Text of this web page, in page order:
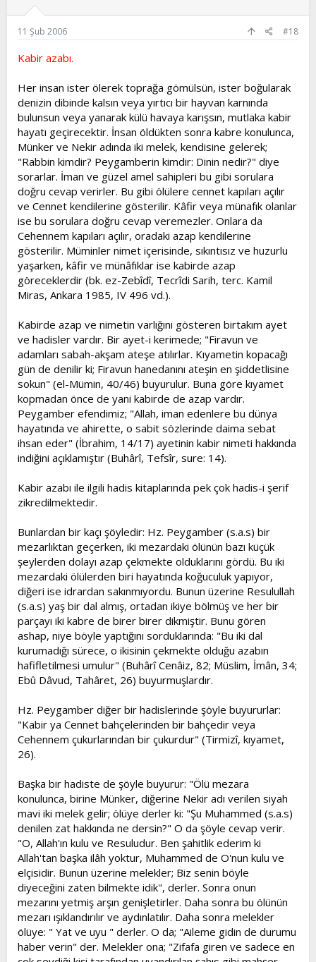
11 Şub 2006 #18
Kabir azabı.
Her insan ister ölerek toprağa gömülsün, ister boğularak
denizin dibinde kalsın veya yırtıcı bir hayvan karnında
bulunsun veya yanarak külü havaya karışsın, mutlaka kabir
hayatı geçirecektir. İnsan öldükten sonra kabre konulunca,
Münker ve Nekir adında iki melek, kendisine gelerek;
"Rabbin kimdir? Peygamberin kimdir: Dinin nedir?" diye
sorarlar. İman ve güzel amel sahipleri bu gibi sorulara
doğru cevap verirler. Bu gibi ölülere cennet kapıları açılır
ve Cennet kendilerine gösterilir. Kâfir veya münafık olanlar
ise bu sorulara doğru cevap veremezler. Onlara da
Cehennem kapıları açılır, oradaki azap kendilerine
gösterilir. Müminler nimet içerisinde, sıkıntısız ve huzurlu
yaşarken, kâfir ve münâfıklar ise kabirde azap
göreceklerdir (bk. ez-Zebîdî, Tecrîdi Sarih, terc. Kamil
Miras, Ankara 1985, IV 496 vd.).
Kabirde azap ve nimetin varlığını gösteren birtakım ayet
ve hadisler vardır. Bir ayet-i kerimede; "Firavun ve
adamları sabah-akşam ateşe atılırlar. Kıyametin kopacağı
gün de denilir ki; Firavun hanedanını ateşin en şiddetlisine
sokun" (el-Mümin, 40/46) buyurulur. Buna göre kıyamet
kopmadan önce de yani kabirde de azap vardır.
Peygamber efendimiz; "Allah, iman edenlere bu dünya
hayatında ve ahirette, o sabit sözlerinde daima sebat
ihsan eder" (İbrahim, 14/17) ayetinin kabir nimeti hakkında
indiğini açıklamıştır (Buhârî, Tefsîr, sure: 14).
Kabir azabı ile ilgili hadis kitaplarında pek çok hadis-i şerif
zikredilmektedir.
Bunlardan bir kaçı şöyledir: Hz. Peygamber (s.a.s) bir
mezarlıktan geçerken, iki mezardaki ölünün bazı küçük
şeylerden dolayı azap çekmekte olduklarını gördü. Bu iki
mezardaki ölülerden biri hayatında koğuculuk yapıyor,
diğeri ise idrardan sakınmıyordu. Bunun üzerine Resulullah
(s.a.s) yaş bir dal almış, ortadan ikiye bölmüş ve her bir
parçayı iki kabre de birer birer dikmiştir. Bunu gören
ashap, niye böyle yaptığını sorduklarında: "Bu iki dal
kurumadığı sürece, o ikisinin çekmekte olduğu azabın
hafifletilmesi umulur" (Buhârî Cenâiz, 82; Müslim, İmân, 34;
Ebû Dâvud, Tahâret, 26) buyurmuşlardır.
Hz. Peygamber diğer bir hadislerinde şöyle buyururlar:
"Kabir ya Cennet bahçelerinden bir bahçedir veya
Cehennem çukurlarından bir çukurdur" (Tirmizî, kıyamet,
26).
Başka bir hadiste de şöyle buyurur: "Ölü mezara
konulunca, birine Münker, diğerine Nekir adı verilen siyah
mavi iki melek gelir; ölüye derler ki: "Şu Muhammed (s.a.s)
denilen zat hakkında ne dersin?" O da şöyle cevap verir.
"O, Allah'ın kulu ve Resuludur. Ben şahitlik ederim ki
Allah'tan başka ilâh yoktur, Muhammed de O'nun kulu ve
elçisidir. Bunun üzerine melekler; Biz senin böyle
diyeceğini zaten bilmekte idik", derler. Sonra onun
mezarını yetmiş arşın genişletirler. Daha sonra bu ölünün
mezarı ışıklandırılır ve aydınlatılır. Daha sonra melekler
ölüye: " Yat ve uyu " derler. O da; "Aileme gidin de durumu
haber verin" der. Melekler ona; "Zifafa giren ve sadece en